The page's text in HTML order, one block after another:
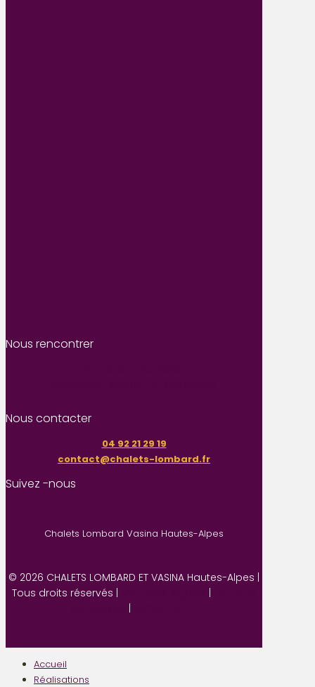
Nous rencontrer
Nous contacter
04 92 21 29 19
contact@chalets-lombard.fr
Suivez -nous
Chalets Lombard Vasina Hautes-Alpes
© 2026 CHALETS LOMBARD ET VASINA Hautes-Alpes |
Tous droits réservés |
|
|
Accueil
Réalisations